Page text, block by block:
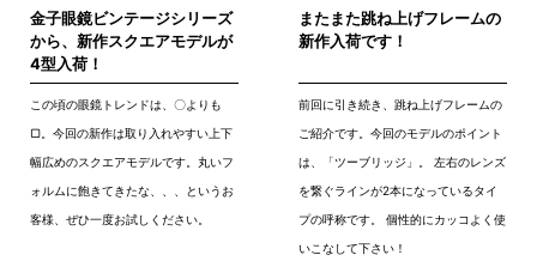
金子眼鏡ビンテージシリーズ
から、新作スクエアモデルが
4型入荷！
この頃の眼鏡トレンドは、〇よりも
▢。今回の新作は取り入れやすい上下
幅広めのスクエアモデルです。丸いフ
ォルムに飽きてきたな、、、というお
客様、ぜひ一度お試しください。
またまた跳ね上げフレームの
新作入荷です！
前回に引き続き、跳ね上げフレームの
ご紹介です。今回のモデルのポイント
は、「ツーブリッジ」。 左右のレンズ
を繋ぐラインが2本になっているタイ
プの呼称です。 個性的にカッコよく使
いこなして下さい！